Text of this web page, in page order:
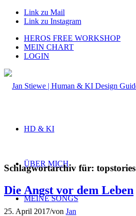
Link zu Mail
Link zu Instagram
HEROS FREE WORKSHOP
MEIN CHART
LOGIN
HD & KI
ÜBER MICH
MEINE SONGS
Schlagwortarchiv für: topstories
Die Angst vor dem Leben
25. April 2017/von Jan